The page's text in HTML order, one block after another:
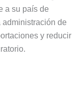
a su país de
de
y reducir